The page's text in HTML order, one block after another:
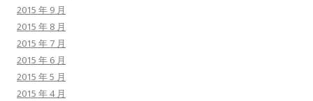
2015 年 9 月
2015 年 8 月
2015 年 7 月
2015 年 6 月
2015 年 5 月
2015 年 4 月